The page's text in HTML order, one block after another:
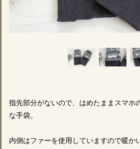
指先部分がないので、はめたままスマホ
な手袋。
内側はファーを使用していますので暖か